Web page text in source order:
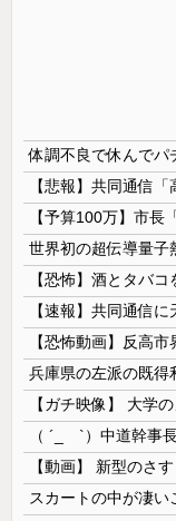
【動画】 新型のさ
スカートの中が凄